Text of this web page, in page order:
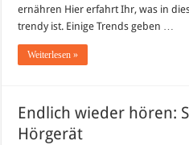
ernähren Hier erfahrt Ihr, was in
trendy ist. Einige Trends geben …
Weiterlesen »
Endlich wieder hören:
Hörgerät